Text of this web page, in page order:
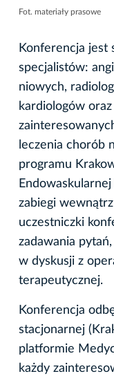
Fot. materiały prasowe
Konferencja jest
specjalistów:
niowych,
kardiologów
leczenia chorób
programu
zabiegi
uczestniczki
zadawania
w dyskusji z
terapeutycznej.
Konferencja
stacjonarnej
platformie
każdy